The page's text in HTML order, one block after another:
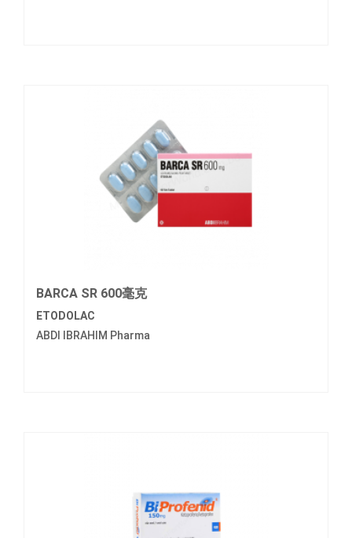
BARCA SR 600毫克
ETODOLAC
ABDI IBRAHIM Pharma